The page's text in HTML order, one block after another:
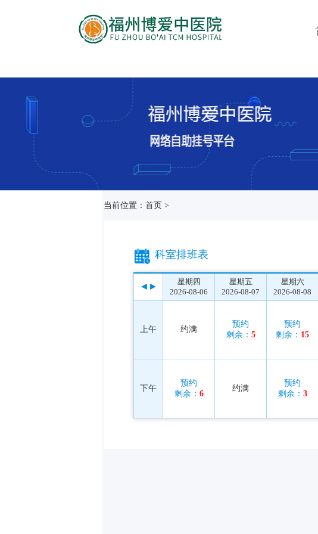
当前位置：首页 >
科室排班表
星期四
2026-08-06
星期五
2026-08-07
星期六
2026-08-08
上午 约满
预约
剩余： 5
预约
剩余： 15
下午
预约
剩余： 6
约满
预约
剩余： 3